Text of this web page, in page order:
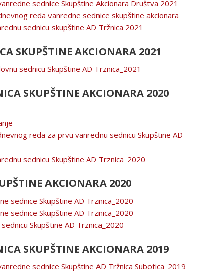
sednice Skupštine Akcionara Društva 2021
reda vanredne sednice skupštine akcionara
sednicu skupštine AD Tržnica 2021
SKUPŠTINE AKCIONARA 2021
sednicu Skupštine AD Trznica_2021
SKUPŠTINE AKCIONARA 2020
reda za prvu vanrednu sednicu Skupštine AD
sednicu Skupštine AD Trznica_2020
AKCIONARA 2020
sednice Skupštine AD Trznica_2020
sednice Skupštine AD Trznica_2020
Skupštine AD Trznica_2020
SKUPŠTINE AKCIONARA 2019
sednice Skupštine AD Tržnica Subotica_2019